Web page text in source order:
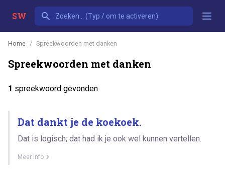
SW
Home Spreekwoorden met danken
Spreekwoorden met danken
1 spreekwoord gevonden
Dat dankt je de koekoek.
Dat is logisch; dat had ik je ook wel kunnen vertellen.
Meer info